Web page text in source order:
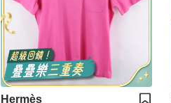
Hermès